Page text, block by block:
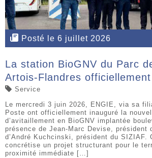
Posté le 6 juillet 2026
La station BioGNV du Parc
Artois-Flandres
Service
Le mercredi 3 juin 2026, ENGIE, via sa
Poste ont officiellement inauguré la
d’avitaillement en BioGNV implantée
présence de Jean-Marc Devise, président
d’André Kuchcinski, président du SIZIAF.
concrétise un projet structurant pour le
proximité immédiate […]